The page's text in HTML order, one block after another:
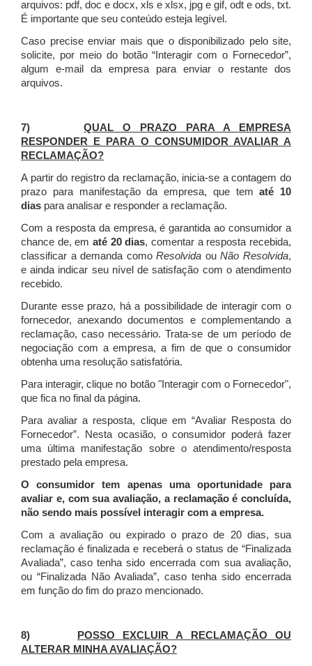
arquivos: pdf, doc e docx, xls e xlsx, jpg e gif, odt e ods, txt.
É importante que seu conteúdo esteja legível.
Caso precise enviar mais que o disponibilizado pelo site,
solicite, por meio do botão “Interagir com o Fornecedor”,
algum e-mail da empresa para enviar o restante dos
arquivos.
7)QUAL O PRAZO PARA A EMPRESA
RESPONDER E PARA O CONSUMIDOR AVALIAR A
RECLAMAÇÃO?
A partir do registro da reclamação, inicia-se a contagem do
prazo para manifestação da empresa, que tematé 10
dias para analisar e responder a reclamação.
Com a resposta da empresa, é garantida ao consumidor a
chance de, em até 20 dias, comentar a resposta recebida,
classificar a demanda comoResolvida ouNão Resolvida,
e ainda indicar seu nível de satisfação com o atendimento
recebido.
Durante esse prazo, há a possibilidade de interagir com o
fornecedor, anexando documentos e complementando a
reclamação, caso necessário.Trata-se de um período de
negociação com a empresa, a fim de que o consumidor
obtenha uma resolução satisfatória.
Para interagir, clique no botão "Interagir com o Fornecedor",
que fica no final da página.
Para avaliar a resposta, clique em “Avaliar Resposta do
Fornecedor”. Nesta ocasião, o consumidor poderá fazer
uma última manifestação sobre o atendimento/resposta
prestado pela empresa.
O consumidor tem apenas uma oportunidade para
avaliar e, com sua avaliação, a reclamação é concluída,
não sendo mais possível interagir com a empresa.
Com a avaliação ou expirado o prazo de 20 dias, sua
reclamação é finalizada e receberá o status de “Finalizada
Avaliada”, caso tenha sido encerrada com sua avaliação,
ou “Finalizada Não Avaliada”, caso tenha sido encerrada
em função do fim do prazo mencionado.
8)
POSSO EXCLUIR A RECLAMAÇÃO OU
ALTERAR MINHA AVALIAÇÃO?